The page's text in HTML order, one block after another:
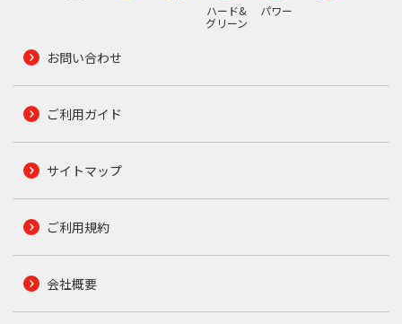
ハード&
グリーン
パワー
お問い合わせ
ご利用ガイド
サイトマップ
ご利用規約
会社概要